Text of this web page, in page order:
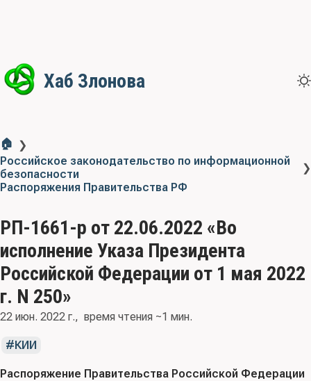
Хаб Злонова
🏠 ❯
Российское законодательство по информационной
безопасности
❯
Распоряжения Правительства РФ
РП-1661-р от 22.06.2022 «Bо
исполнение Указа Президента
Российской Федерации от 1 мая 2022
г. N 250»
22 июн. 2022 г. время чтения ~1 мин.
КИИ
Распоряжение Правительства Российской Федерации